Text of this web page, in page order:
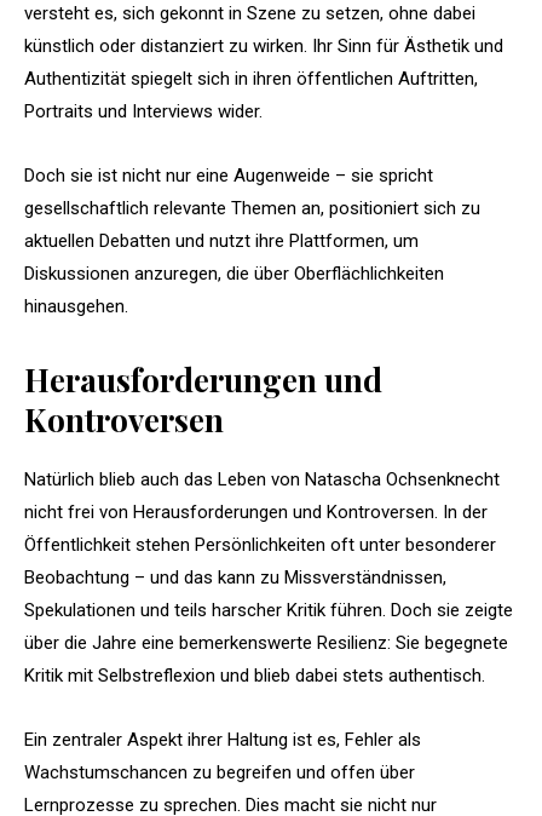
versteht es, sich gekonnt in Szene zu setzen, ohne dabei
künstlich oder distanziert zu wirken. Ihr Sinn für Ästhetik und
Authentizität spiegelt sich in ihren öffentlichen Auftritten,
Portraits und Interviews wider.
Doch sie ist nicht nur eine Augenweide – sie spricht
gesellschaftlich relevante Themen an, positioniert sich zu
aktuellen Debatten und nutzt ihre Plattformen, um
Diskussionen anzuregen, die über Oberflächlichkeiten
hinausgehen.
Herausforderungen und
Kontroversen
Natürlich blieb auch das Leben von Natascha Ochsenknecht
nicht frei von Herausforderungen und Kontroversen. In der
Öffentlichkeit stehen Persönlichkeiten oft unter besonderer
Beobachtung – und das kann zu Missverständnissen,
Spekulationen und teils harscher Kritik führen. Doch sie zeigte
über die Jahre eine bemerkenswerte Resilienz: Sie begegnete
Kritik mit Selbstreflexion und blieb dabei stets authentisch.
Ein zentraler Aspekt ihrer Haltung ist es, Fehler als
Wachstumschancen zu begreifen und offen über
Lernprozesse zu sprechen. Dies macht sie nicht nur